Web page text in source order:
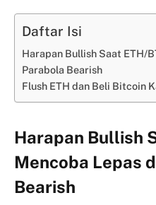
Daftar Isi
Harapan Bullish Saat ETH/
Parabola Bearish
Flush ETH dan Beli Bitcoin
Harapan Bullish
Mencoba Lepas
Bearish